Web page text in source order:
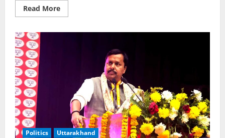
Read MoreRead
more
Politics Uttarakhand